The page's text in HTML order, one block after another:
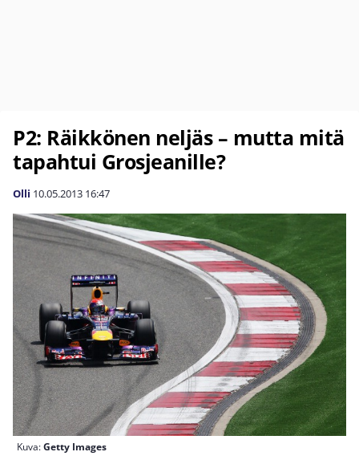
P2: Räikkönen neljäs – mutta mitä
tapahtui Grosjeanille?
Olli 10.05.2013 16:47
Kuva:Getty Images